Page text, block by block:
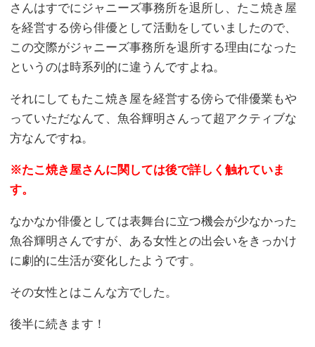
さんはすでにジャニーズ事務所を退所し、たこ焼き屋
を経営する傍ら俳優として活動をしていましたので、
この交際がジャニーズ事務所を退所する理由になった
というのは時系列的に違うんですよね。
それにしてもたこ焼き屋を経営する傍らで俳優業もや
っていただなんて、魚谷輝明さんって超アクティブな
方なんですね。
※たこ焼き屋さんに関しては後で詳しく触れていま
す。
なかなか俳優としては表舞台に立つ機会が少なかった
魚谷輝明さんですが、ある女性との出会いをきっかけ
に劇的に生活が変化したようです。
その女性とはこんな方でした。
後半に続きます！